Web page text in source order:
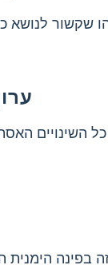
שקשור לנושא
השינויים
הימנית